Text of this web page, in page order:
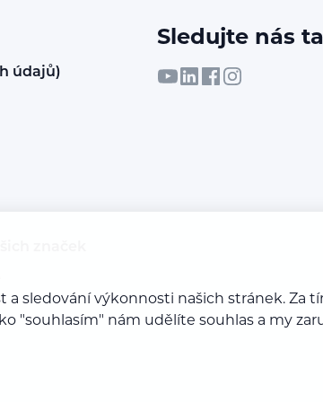
údajů)
značek
Sledujte nás
a sledování výkonnosti našich stránek.
"souhlasím" nám udělíte souhlas a my